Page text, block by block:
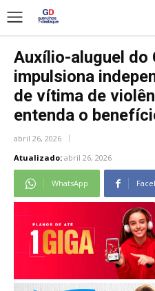
Auxílio-aluguel do
impulsiona
de vítima de
entenda o
abril 26, 2026
Atualizado: abril 26, 2026
WhatsApp